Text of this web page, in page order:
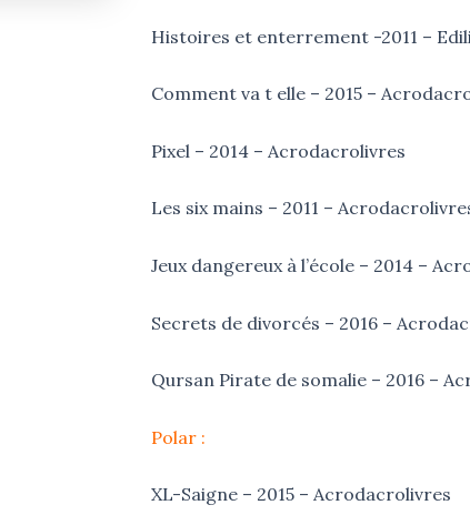
Histoires et enterrement -2011 –
Comment va t elle – 2015 –
Pixel – 2014 – Acrodacrolivres
Les six mains – 2011 –
Jeux dangereux à l’école – 2014 –
Secrets de divorcés – 2016 –
Qursan Pirate de somalie – 2016 –
Polar :
XL-Saigne – 2015 – Acrodacrolivres